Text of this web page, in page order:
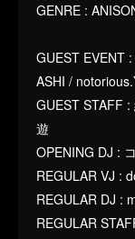
GENRE :
GUEST EVENT
ASHI /
GUEST STAFF
遊
OPENING DJ :
REGULAR VJ :
REGULAR DJ :
REGULAR